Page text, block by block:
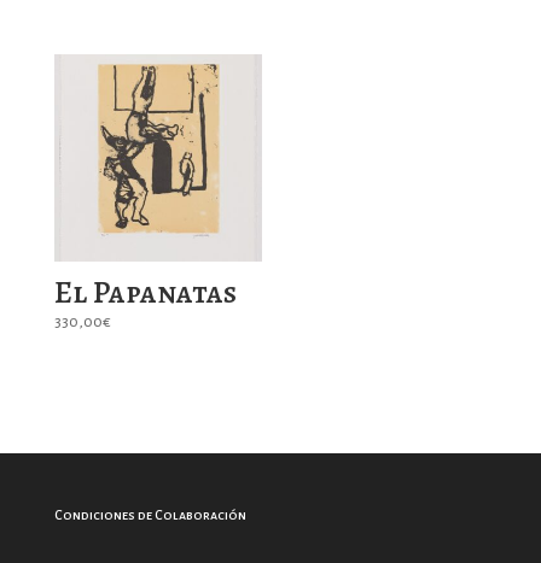
El Papanatas
330,00€
Condiciones de Colaboración